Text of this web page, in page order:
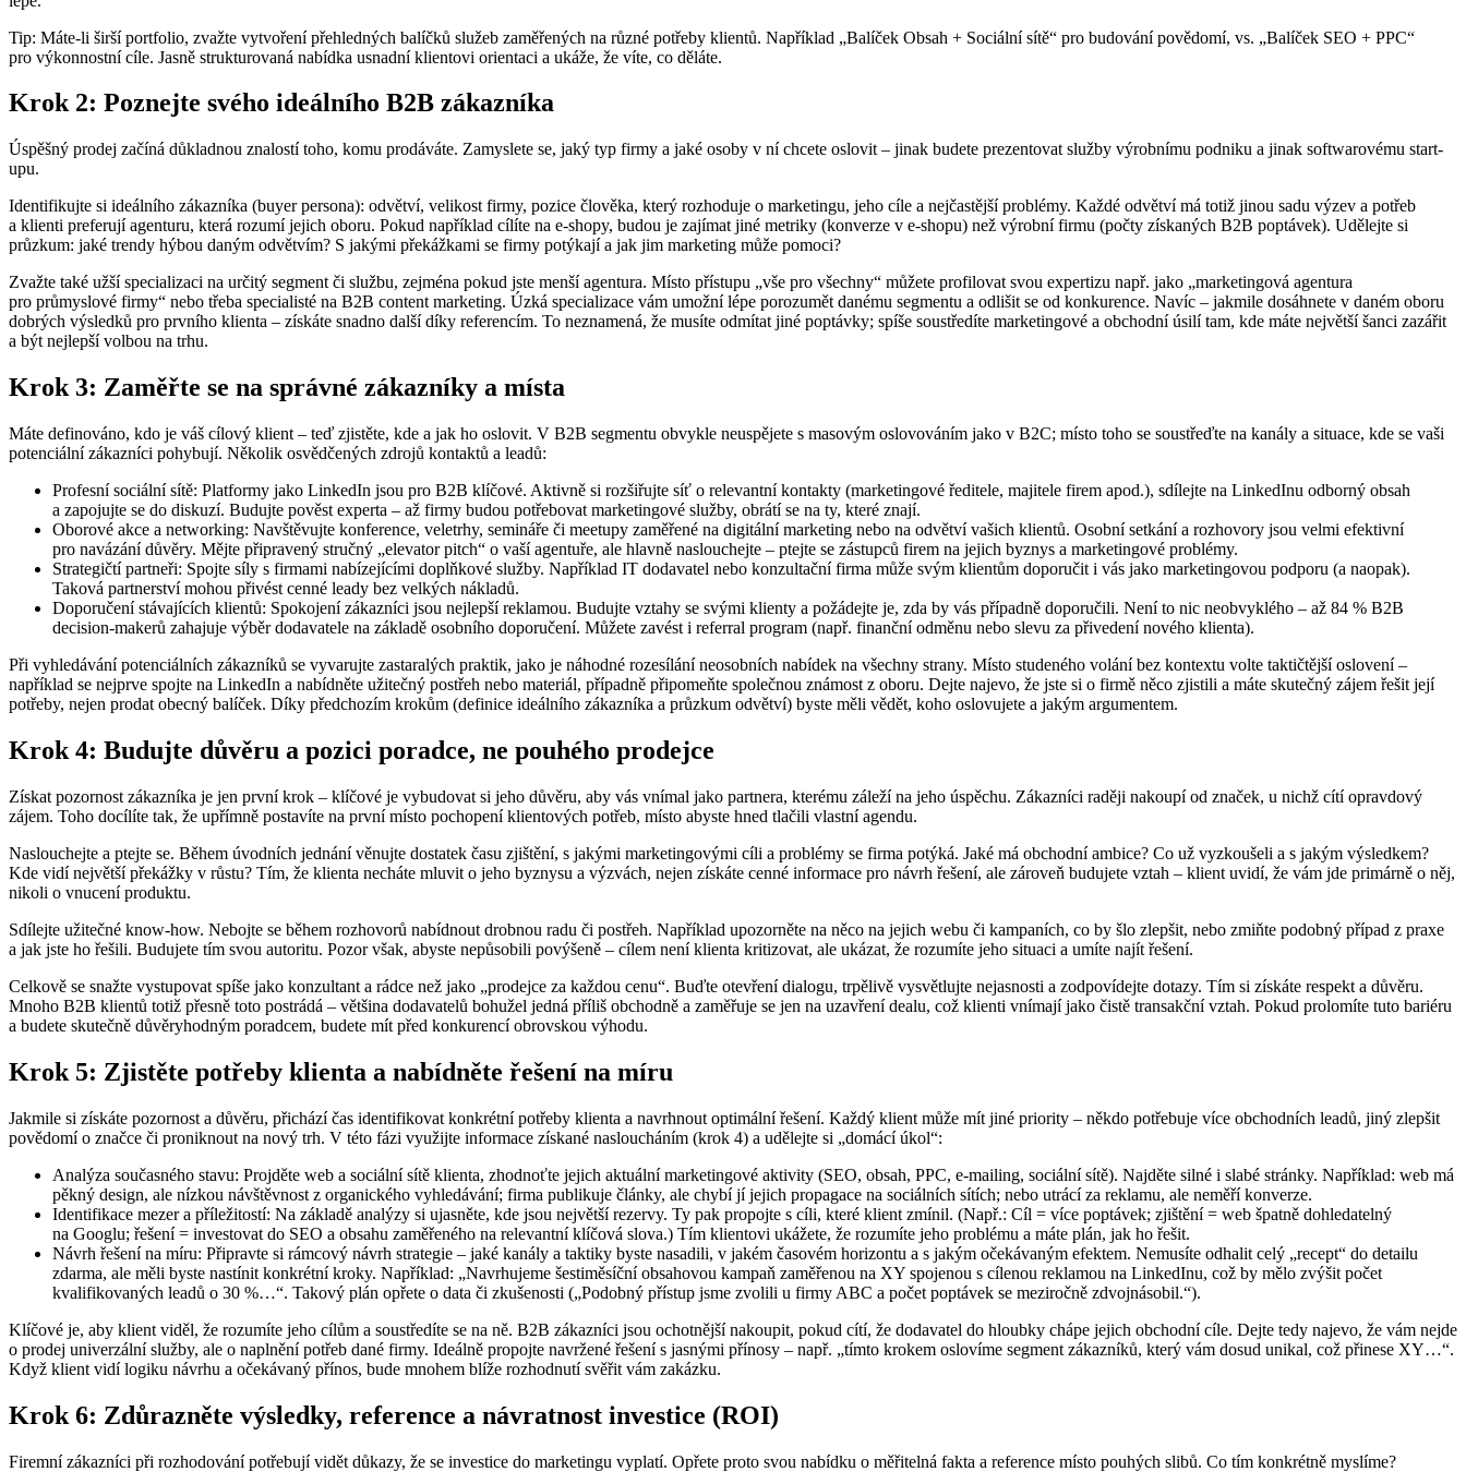
Tip: Máte-li širší portfolio, zvažte vytvoření přehledných balíčků služeb zaměřených na různé potřeby klientů. Například „Balíček Obsah + Sociální sítě“ pro budování povědomí, vs. „Balíček SEO + PPC“
pro výkonnostní cíle. Jasně strukturovaná nabídka usnadní klientovi orientaci a ukáže, že víte, co děláte.
Krok 2: Poznejte svého ideálního B2B zákazníka
Úspěšný prodej začíná důkladnou znalostí toho, komu prodáváte. Zamyslete se, jaký typ firmy a jaké osoby v ní chcete oslovit – jinak budete prezentovat služby výrobnímu podniku a jinak softwarovému start-
upu.
Identifikujte si ideálního zákazníka (buyer persona): odvětví, velikost firmy, pozice člověka, který rozhoduje o marketingu, jeho cíle a nejčastější problémy. Každé odvětví má totiž jinou sadu výzev a potřeb
a klienti preferují agenturu, která rozumí jejich oboru. Pokud například cílíte na e-shopy, budou je zajímat jiné metriky (konverze v e-shopu) než výrobní firmu (počty získaných B2B poptávek). Udělejte si
průzkum: jaké trendy hýbou daným odvětvím? S jakými překážkami se firmy potýkají a jak jim marketing může pomoci?
Zvažte také užší specializaci na určitý segment či službu, zejména pokud jste menší agentura. Místo přístupu „vše pro všechny“ můžete profilovat svou expertizu např. jako „marketingová agentura
pro průmyslové firmy“ nebo třeba specialisté na B2B content marketing. Úzká specializace vám umožní lépe porozumět danému segmentu a odlišit se od konkurence. Navíc – jakmile dosáhnete v daném oboru
dobrých výsledků pro prvního klienta – získáte snadno další díky referencím. To neznamená, že musíte odmítat jiné poptávky; spíše soustředíte marketingové a obchodní úsilí tam, kde máte největší šanci zazářit
a být nejlepší volbou na trhu.
Krok 3: Zaměřte se na správné zákazníky a místa
Máte definováno, kdo je váš cílový klient – teď zjistěte, kde a jak ho oslovit. V B2B segmentu obvykle neuspějete s masovým oslovováním jako v B2C; místo toho se soustřeďte na kanály a situace, kde se vaši
potenciální zákazníci pohybují. Několik osvědčených zdrojů kontaktů a leadů:
Profesní sociální sítě: Platformy jako LinkedIn jsou pro B2B klíčové. Aktivně si rozšiřujte síť o relevantní kontakty (marketingové ředitele, majitele firem apod.), sdílejte na LinkedInu odborný obsah
a zapojujte se do diskuzí. Budujte pověst experta – až firmy budou potřebovat marketingové služby, obrátí se na ty, které znají.
Oborové akce a networking: Navštěvujte konference, veletrhy, semináře či meetupy zaměřené na digitální marketing nebo na odvětví vašich klientů. Osobní setkání a rozhovory jsou velmi efektivní
pro navázání důvěry. Mějte připravený stručný „elevator pitch“ o vaší agentuře, ale hlavně naslouchejte – ptejte se zástupců firem na jejich byznys a marketingové problémy.
Strategičtí partneři: Spojte síly s firmami nabízejícími doplňkové služby. Například IT dodavatel nebo konzultační firma může svým klientům doporučit i vás jako marketingovou podporu (a naopak).
Taková partnerství mohou přivést cenné leady bez velkých nákladů.
Doporučení stávajících klientů: Spokojení zákazníci jsou nejlepší reklamou. Budujte vztahy se svými klienty a požádejte je, zda by vás případně doporučili. Není to nic neobvyklého – až 84 % B2B
decision-makerů zahajuje výběr dodavatele na základě osobního doporučení. Můžete zavést i referral program (např. finanční odměnu nebo slevu za přivedení nového klienta).
Při vyhledávání potenciálních zákazníků se vyvarujte zastaralých praktik, jako je náhodné rozesílání neosobních nabídek na všechny strany. Místo studeného volání bez kontextu volte taktičtější oslovení –
například se nejprve spojte na LinkedIn a nabídněte užitečný postřeh nebo materiál, případně připomeňte společnou známost z oboru. Dejte najevo, že jste si o firmě něco zjistili a máte skutečný zájem řešit její
potřeby, nejen prodat obecný balíček. Díky předchozím krokům (definice ideálního zákazníka a průzkum odvětví) byste měli vědět, koho oslovujete a jakým argumentem.
Krok 4: Budujte důvěru a pozici poradce, ne pouhého prodejce
Získat pozornost zákazníka je jen první krok – klíčové je vybudovat si jeho důvěru, aby vás vnímal jako partnera, kterému záleží na jeho úspěchu. Zákazníci raději nakoupí od značek, u nichž cítí opravdový
zájem. Toho docílíte tak, že upřímně postavíte na první místo pochopení klientových potřeb, místo abyste hned tlačili vlastní agendu.
Naslouchejte a ptejte se. Během úvodních jednání věnujte dostatek času zjištění, s jakými marketingovými cíli a problémy se firma potýká. Jaké má obchodní ambice? Co už vyzkoušeli a s jakým výsledkem?
Kde vidí největší překážky v růstu? Tím, že klienta necháte mluvit o jeho byznysu a výzvách, nejen získáte cenné informace pro návrh řešení, ale zároveň budujete vztah – klient uvidí, že vám jde primárně o něj,
nikoli o vnucení produktu.
Sdílejte užitečné know-how. Nebojte se během rozhovorů nabídnout drobnou radu či postřeh. Například upozorněte na něco na jejich webu či kampaních, co by šlo zlepšit, nebo zmiňte podobný případ z praxe
a jak jste ho řešili. Budujete tím svou autoritu. Pozor však, abyste nepůsobili povýšeně – cílem není klienta kritizovat, ale ukázat, že rozumíte jeho situaci a umíte najít řešení.
Celkově se snažte vystupovat spíše jako konzultant a rádce než jako „prodejce za každou cenu“. Buďte otevření dialogu, trpělivě vysvětlujte nejasnosti a zodpovídejte dotazy. Tím si získáte respekt a důvěru.
Mnoho B2B klientů totiž přesně toto postrádá – většina dodavatelů bohužel jedná příliš obchodně a zaměřuje se jen na uzavření dealu, což klienti vnímají jako čistě transakční vztah. Pokud prolomíte tuto bariéru
a budete skutečně důvěryhodným poradcem, budete mít před konkurencí obrovskou výhodu.
Krok 5: Zjistěte potřeby klienta a nabídněte řešení na míru
Jakmile si získáte pozornost a důvěru, přichází čas identifikovat konkrétní potřeby klienta a navrhnout optimální řešení. Každý klient může mít jiné priority – někdo potřebuje více obchodních leadů, jiný zlepšit
povědomí o značce či proniknout na nový trh. V této fázi využijte informace získané nasloucháním (krok 4) a udělejte si „domácí úkol“:
Analýza současného stavu: Projděte web a sociální sítě klienta, zhodnoťte jejich aktuální marketingové aktivity (SEO, obsah, PPC, e-mailing, sociální sítě). Najděte silné i slabé stránky. Například: web má
pěkný design, ale nízkou návštěvnost z organického vyhledávání; firma publikuje články, ale chybí jí jejich propagace na sociálních sítích; nebo utrácí za reklamu, ale neměří konverze.
Identifikace mezer a příležitostí: Na základě analýzy si ujasněte, kde jsou největší rezervy. Ty pak propojte s cíli, které klient zmínil. (Např.: Cíl = více poptávek; zjištění = web špatně dohledatelný
na Googlu; řešení = investovat do SEO a obsahu zaměřeného na relevantní klíčová slova.) Tím klientovi ukážete, že rozumíte jeho problému a máte plán, jak ho řešit.
Návrh řešení na míru: Připravte si rámcový návrh strategie – jaké kanály a taktiky byste nasadili, v jakém časovém horizontu a s jakým očekávaným efektem. Nemusíte odhalit celý „recept“ do detailu
zdarma, ale měli byste nastínit konkrétní kroky. Například: „Navrhujeme šestiměsíční obsahovou kampaň zaměřenou na XY spojenou s cílenou reklamou na LinkedInu, což by mělo zvýšit počet
kvalifikovaných leadů o 30 %…“. Takový plán opřete o data či zkušenosti („Podobný přístup jsme zvolili u firmy ABC a počet poptávek se meziročně zdvojnásobil.“).
Klíčové je, aby klient viděl, že rozumíte jeho cílům a soustředíte se na ně. B2B zákazníci jsou ochotnější nakoupit, pokud cítí, že dodavatel do hloubky chápe jejich obchodní cíle. Dejte tedy najevo, že vám nejde
o prodej univerzální služby, ale o naplnění potřeb dané firmy. Ideálně propojte navržené řešení s jasnými přínosy – např. „tímto krokem oslovíme segment zákazníků, který vám dosud unikal, což přinese XY…“.
Když klient vidí logiku návrhu a očekávaný přínos, bude mnohem blíže rozhodnutí svěřit vám zakázku.
Krok 6: Zdůrazněte výsledky, reference a návratnost investice (ROI)
Firemní zákazníci při rozhodování potřebují vidět důkazy, že se investice do marketingu vyplatí. Opřete proto svou nabídku o měřitelná fakta a reference místo pouhých slibů. Co tím konkrétně myslíme?